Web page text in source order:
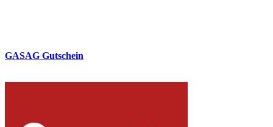
GASAG Gutschein